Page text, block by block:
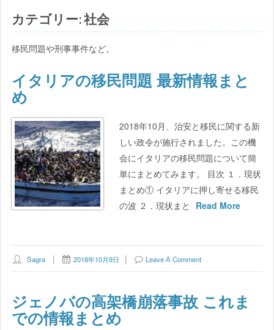
す。
カテゴリー: 社会
移民問題や刑事事件など。
イタリアの移民問題 最新情報まと
め
2018年10月、治安と移民に関する新
しい政令が施行されました。この機
会にイタリアの移民問題について簡
単にまとめてみます。 目次 １．現状
まとめ① イタリアに押し寄せる移民
の波 ２．現状まと
Read More
Sagra 2018年10月9日 Leave A Comment
ジェノバの高架橋崩落事故 これま
での情報まとめ